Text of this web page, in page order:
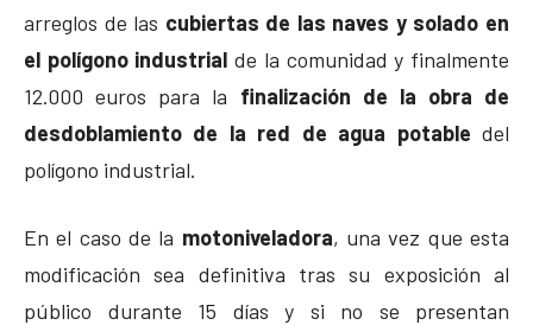
arreglos de las cubiertas de las naves y solado en
el polígono industrial de la comunidad y finalmente
12.000 euros para la finalización de la obra de
desdoblamiento de la red de agua potable del
polígono industrial.
En el caso de la motoniveladora, una vez que esta
modificación sea definitiva tras su exposición al
público durante 15 días y si no se presentan